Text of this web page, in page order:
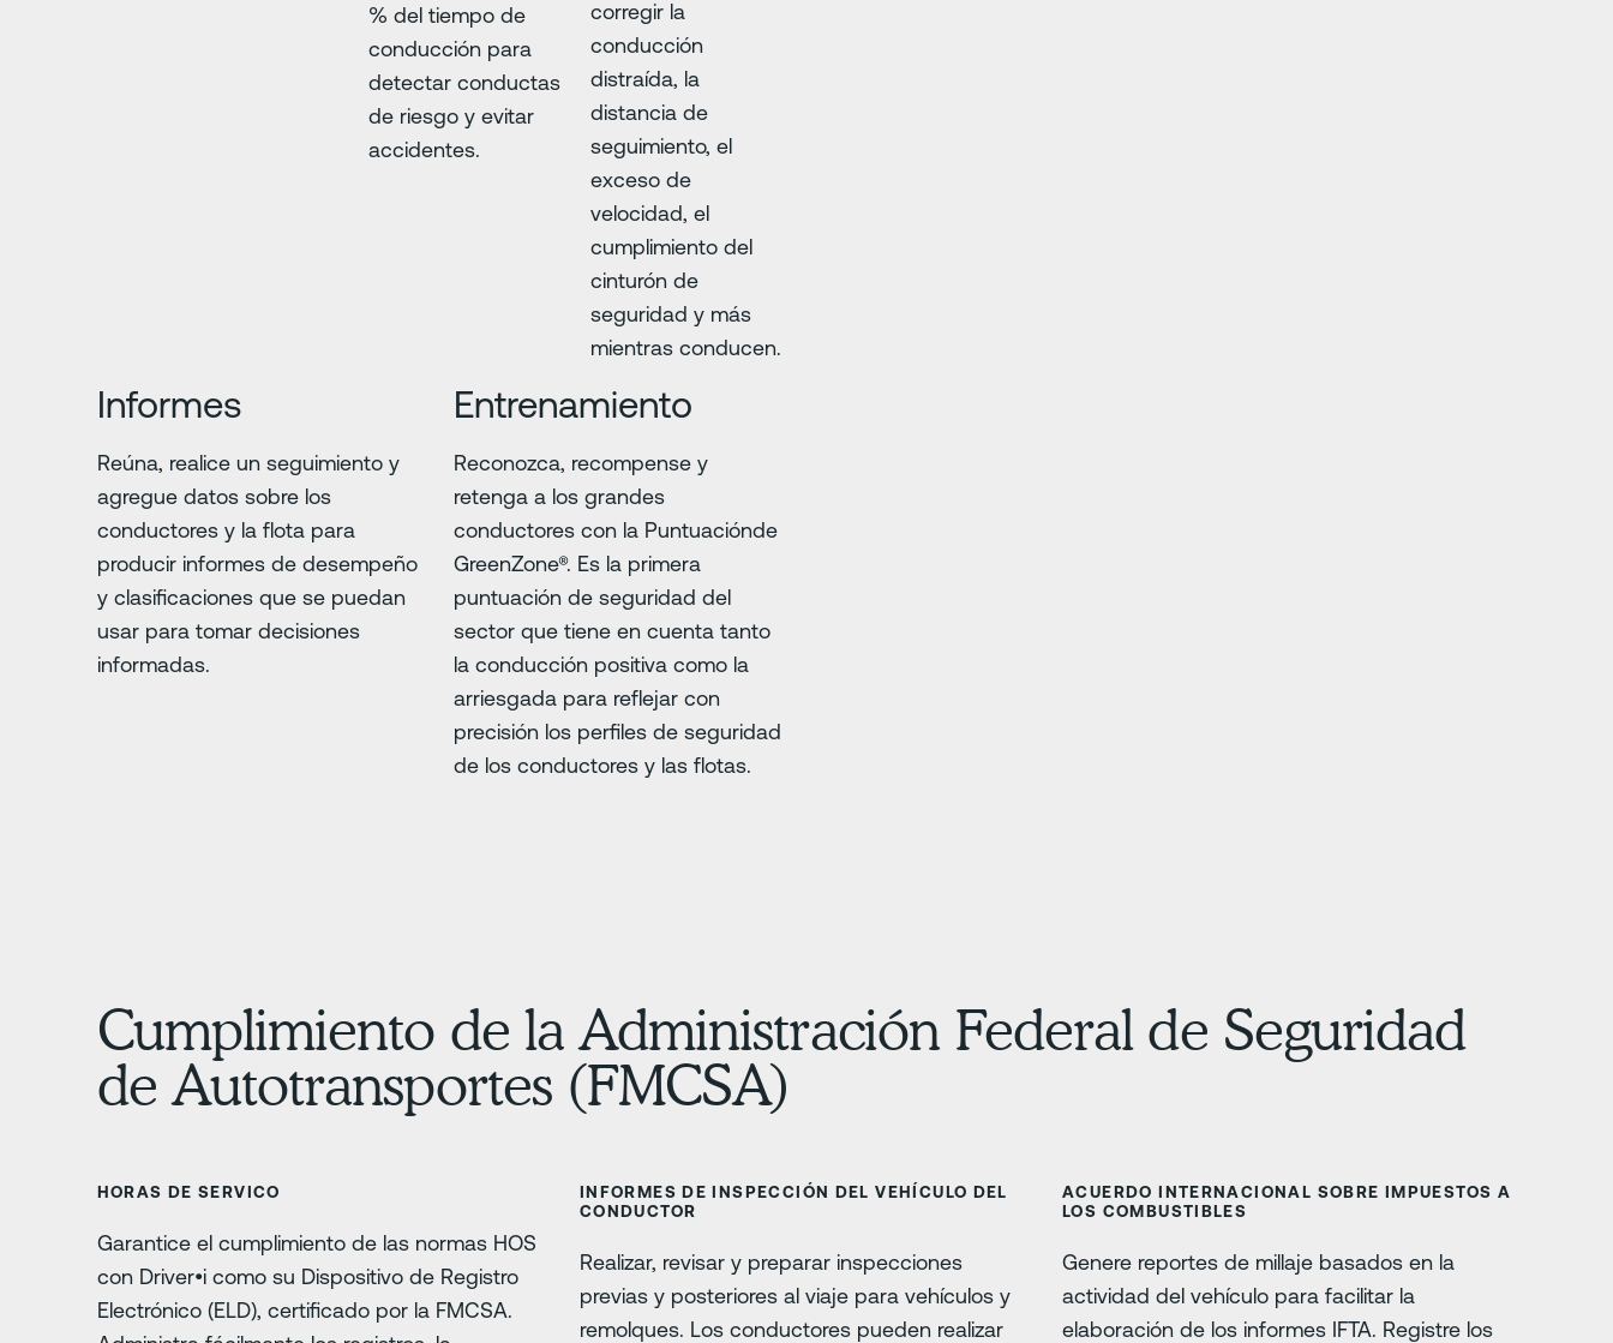
% del tiempo de
conducción para
detectar conductas
de riesgo y evitar
accidentes.
corregir la
conducción
distraída, la
distancia de
seguimiento, el
exceso de
velocidad, el
cumplimiento del
cinturón de
seguridad y más
mientras conducen.
Informes
Reúna, realice un seguimiento y
agregue datos sobre los
conductores y la flota para
producir informes de desempeño
y clasificaciones que se puedan
usar para tomar decisiones
informadas.
Entrenamiento
Reconozca, recompense y
retenga a los grandes
conductores con la Puntuaciónde
GreenZone®. Es la primera
puntuación de seguridad del
sector que tiene en cuenta tanto
la conducción positiva como la
arriesgada para reflejar con
precisión los perfiles de seguridad
de los conductores y las flotas.
Cumplimiento de la Administración Federal de Seguridad
de Autotransportes (FMCSA)
HORAS DE SERVICO
Garantice el cumplimiento de las normas HOS
con Driver•i como su Dispositivo de Registro
Electrónico (ELD), certificado por la FMCSA.
INFORMES DE INSPECCIÓN DEL VEHÍCULO DEL
CONDUCTOR
Realizar, revisar y preparar inspecciones
previas y posteriores al viaje para vehículos y
remolques. Los conductores pueden realizar
ACUERDO INTERNACIONAL SOBRE IMPUESTOS A
LOS COMBUSTIBLES
Genere reportes de millaje basados en la
actividad del vehículo para facilitar la
elaboración de los informes IFTA. Registre los